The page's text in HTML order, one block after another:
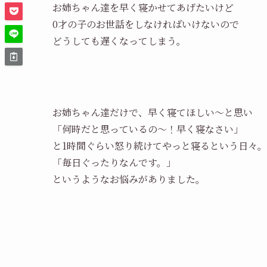
お姉ちゃん達を早く寝かせてあげたいけど
0才の子のお世話をしなければいけないので
どうしても遅くなってしまう。
お姉ちゃん達だけで、早く寝てほしい～と思い
「何時だと思っているの～！早く寝なさい」
と1時間ぐらい怒り続けてやっと寝るという日々
「毎日ぐったりなんです。」
というようなお悩みがありました。